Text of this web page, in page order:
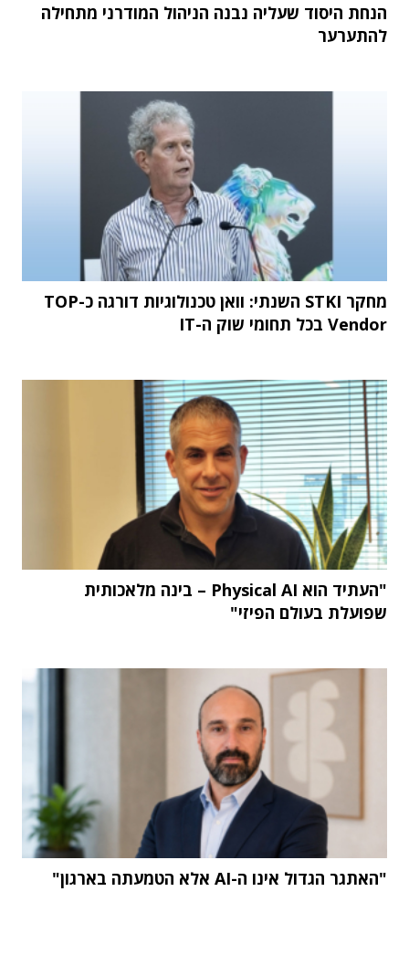
הנחת היסוד שעליה נבנה הניהול המודרני מתחילה
להתערער
מחקר STKI השנתי: וואן טכנולוגיות דורגה כ-TOP
Vendor בכל תחומי שוק ה-IT
"העתיד הוא Physical AI – בינה מלאכותית
שפועלת בעולם הפיזי"
"האתגר הגדול אינו ה-AI אלא הטמעתה בארגון"